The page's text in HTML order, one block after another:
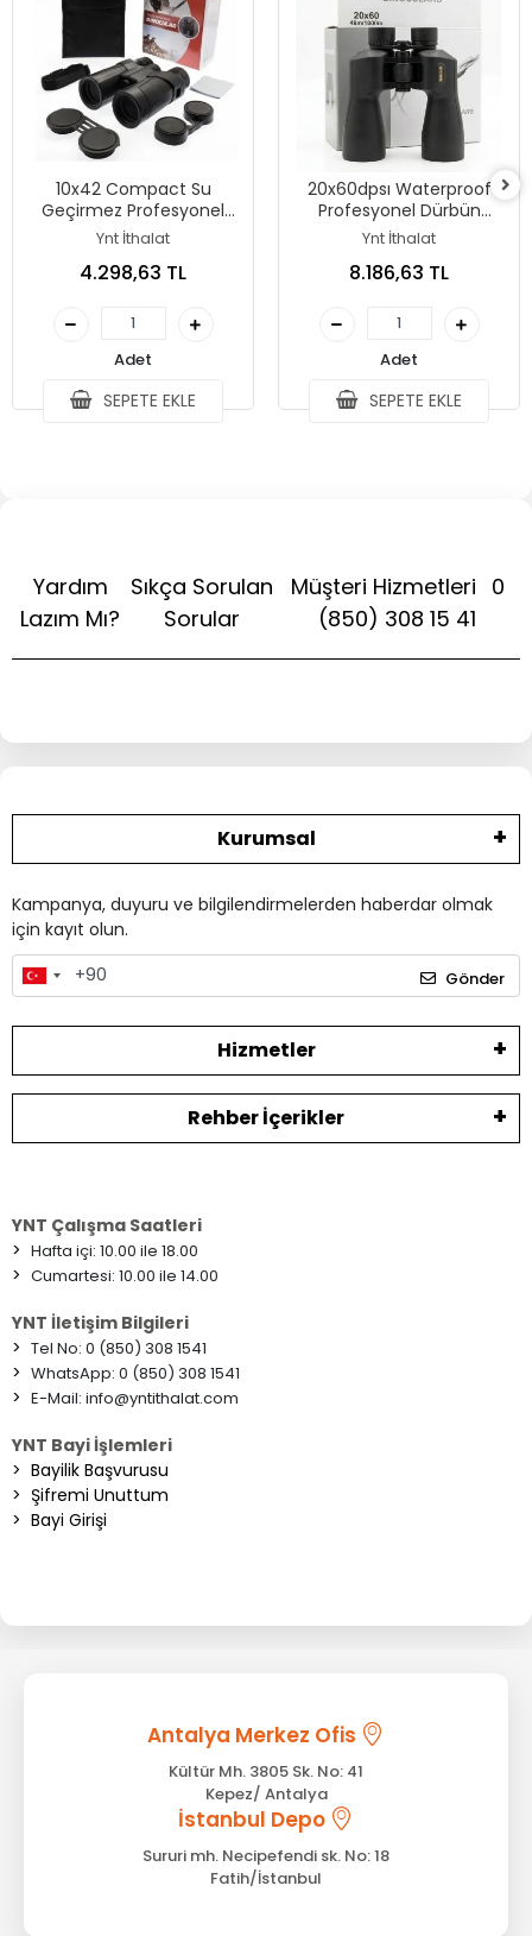
10x42 Compact Su
Geçirmez Profesyonel
Dürbün
Ynt İthalat
4.298,63 TL
Adet
SEPETE EKLE
20x60dpsı Waterproof
Profesyonel Dürbün
1000m/49m
Ynt İthalat
8.186,63 TL
Adet
SEPETE EKLE
Yardım
Lazım Mı?
Sıkça Sorulan
Sorular
Müşteri Hizmetleri 0
(850) 308 15 41
Kurumsal
Kampanya, duyuru ve bilgilendirmelerden haberdar olmak
için kayıt olun.
Gönder
Hizmetler
Rehber İçerikler
YNT Çalışma Saatleri
> Hafta içi: 10.00 ile 18.00
> Cumartesi: 10.00 ile 14.00
YNT İletişim Bilgileri
> Tel No: 0 (850) 308 1541
> WhatsApp: 0 (850) 308 1541
> E-Mail: info@yntithalat.com
YNT Bayi İşlemleri
> Bayilik Başvurusu
> Şifremi Unuttum
> Bayi Girişi
Antalya Merkez Ofis
Kültür Mh. 3805 Sk. No: 41
Kepez/ Antalya
İstanbul Depo
Sururi mh. Necipefendi sk. No: 18
Fatih/İstanbul